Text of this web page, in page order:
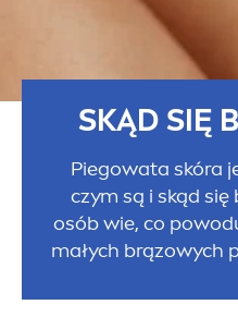
SKĄD SIĘ
Piegowata skóra
czym są i skąd się
osób wie, co
małych brązowych